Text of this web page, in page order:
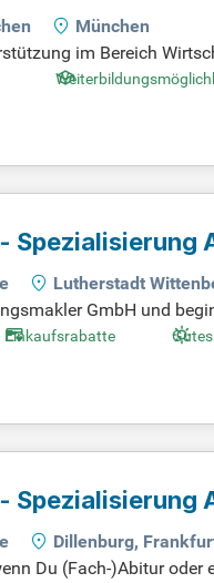
München
im Bereich
und
Unsere
Lutherstadt
GmbH und
anerkannten
Beratung prägen unser
Einkaufsrabatte
Spezialisierung
Dillenburg,
Du (Fach-)Abitur